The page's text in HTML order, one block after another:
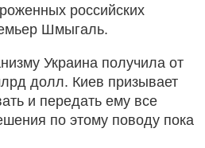
российских
Шмыгаль.
Украина получила от
долл. Киев призывает
и передать ему все
по этому поводу пока